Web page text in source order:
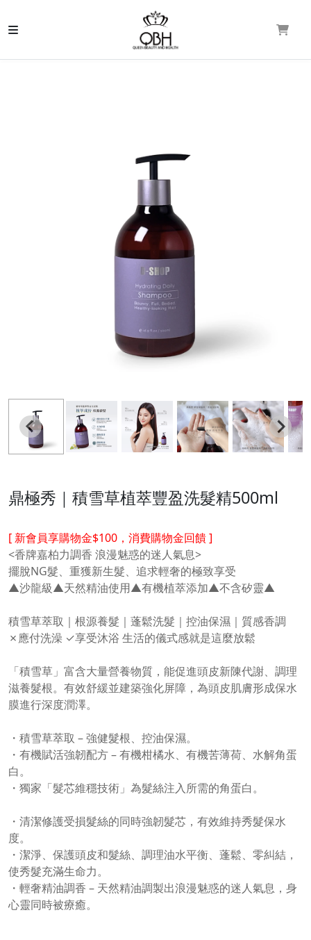
鼎極秀｜積雪草植萃豐盈洗髮精500ml
[ 新會員享購物金$100，消費購物金回饋 ]
<香牌嘉柏力調香 浪漫魅惑的迷人氣息>
擺脫NG髮、重獲新生髮、追求輕奢的極致享受
▲沙龍級▲天然精油使用▲有機植萃添加▲不含矽靈▲
積雪草萃取｜根源養髮｜蓬鬆洗髮｜控油保濕｜質感香調
✗應付洗澡 ✓享受沐浴 生活的儀式感就是這麼放鬆
「積雪草」富含大量營養物質，能促進頭皮新陳代謝、調理
滋養髮根。有效舒緩並建築強化屏障，為頭皮肌膚形成保水
膜進行深度潤澤。
・積雪草萃取 – 強健髮根、控油保濕。
・有機賦活強韌配方 – 有機柑橘水、有機苦薄荷、水解角蛋
白。
・獨家「髮芯維穩技術」為髮絲注入所需的角蛋白。
・清潔修護受損髮絲的同時強韌髮芯，有效維持秀髮保水
度。
・潔淨、保護頭皮和髮絲、調理油水平衡、蓬鬆、零糾結，
使秀髮充滿生命力。
・輕奢精油調香 – 天然精油調製出浪漫魅惑的迷人氣息，身
心靈同時被療癒。